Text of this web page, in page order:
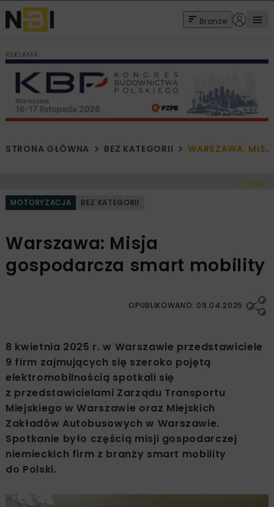
Branże
REKLAMA
STRONA GŁÓWNA BEZ KATEGORII WARSZAWA:
< Cofnij
MOTORYZACJA BEZ KATEGORII
Warszawa: Misja
gospodarcza smart mobility
OPUBLIKOWANO: 09.04.2025
8 kwietnia 2025 r. w Warszawie przedstawiciele
9 firm zajmujących się szeroko pojętą
elektromobilnością spotkali się
z przedstawicielami Zarządu Transportu
Miejskiego w Warszawie oraz Miejskich
Zakładów Autobusowych w Warszawie.
Spotkanie było częścią misji gospodarczej
niemieckich firm z branży smart mobility
do Polski.